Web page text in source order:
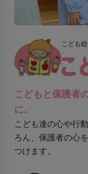
こども
こどもと保護者
に。
こども達の心や行
ろん、保護者の心
つけます。